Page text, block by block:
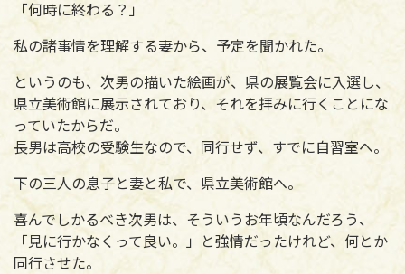
「何時に終わる？」
私の諸事情を理解する妻から、予定を聞かれた。
というのも、次男の描いた絵画が、県の展覧会に入選し、
県立美術館に展示されており、それを拝みに行くことにな
っていたからだ。
長男は高校の受験生なので、同行せず、すでに自習室へ。
下の三人の息子と妻と私で、県立美術館へ。
喜んでしかるべき次男は、そういうお年頃なんだろう、
「見に行かなくって良い。」と強情だったけれど、何とか
同行させた。